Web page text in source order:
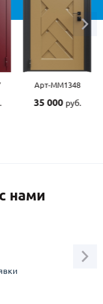
Арт-ММ1348
35 000 руб.
нами